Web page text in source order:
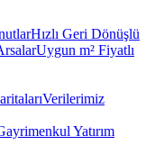
Hızlı Geri Dönüşlü
Uygun m² Fiyatlı
Verilerimiz
Yatırım